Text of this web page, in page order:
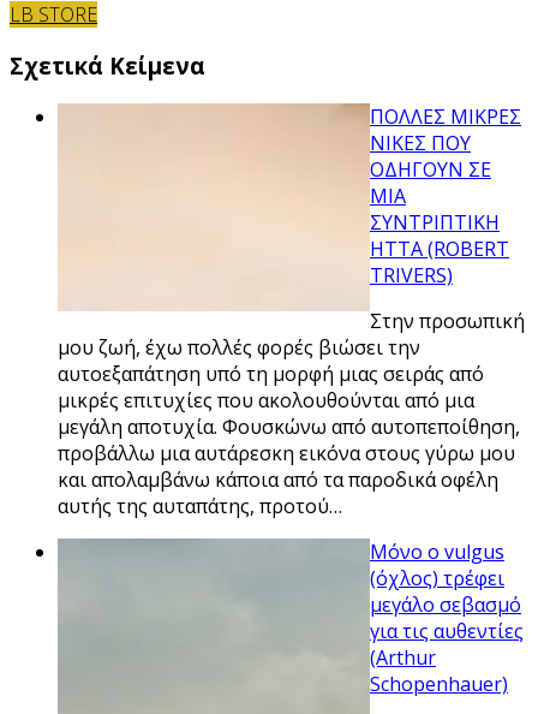
LB STORE
Σχετικά Κείμενα
ΠΟΛΛΕΣ ΜΙΚΡΕΣ
ΝΙΚΕΣ ΠΟΥ
ΟΔΗΓΟΥΝ ΣΕ
ΜΙΑ
ΣΥΝΤΡΙΠΤΙΚΗ
ΗΤΤΑ (ROBERT
TRIVERS)
Στην προσωπική
μου ζωή, έχω πολλές φορές βιώσει την
αυτοεξαπάτηση υπό τη μορφή μιας σειράς από
μικρές επιτυχίες που ακολουθούνται από μια
μεγάλη αποτυχία. Φουσκώνω από αυτοπεποίθηση,
προβάλλω μια αυτάρεσκη εικόνα στους γύρω μου
και απολαμβάνω κάποια από τα παροδικά οφέλη
αυτής της αυταπάτης, προτού…
Μόνο ο vulgus
(όχλος) τρέφει
μεγάλο σεβασμό
για τις αυθεντίες
(Arthur
Schopenhauer)